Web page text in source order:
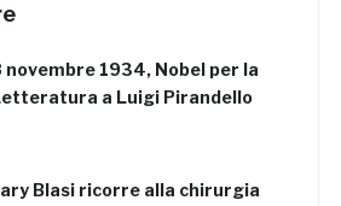
novembre 1934, Nobel per la
a Luigi Pirandello
Blasi ricorre alla chirurgia